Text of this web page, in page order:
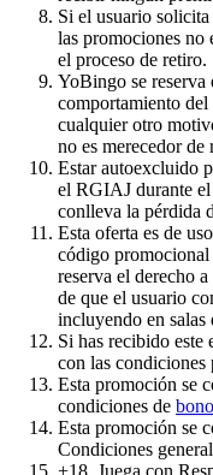
Si el usuario
las promociones no
el proceso de retiro.
YoBingo se reserva
comportamiento del
cualquier otro
no es merecedor
Estar autoexcluido
el RGIAJ durante
conlleva la pérdida
Esta oferta es de
código promocional
reserva el derecho
de que el usuario
incluyendo en salas
Si has recibido
con las condiciones
Esta promoción se
condiciones de
Esta promoción se
Condiciones